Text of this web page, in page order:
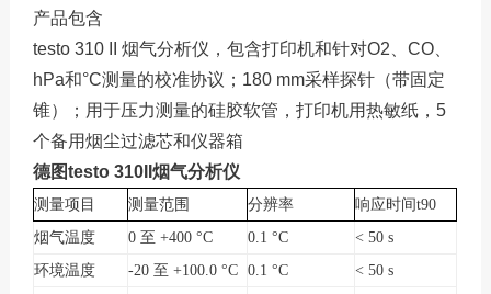
产品包含
testo 310 II 烟气分析仪，包含打印机和针对O2、CO、
hPa和°C测量的校准协议；180 mm采样探针（带固定
锥）；用于压力测量的硅胶软管，打印机用热敏纸，5
个备用烟尘过滤芯和仪器箱
德图testo 310II烟气分析仪
测量项目 测量范围 分辨率 响应时间t90
烟气温度
0 至+400°C 0.1°C
< 50 s
环境温度
-20 至+100.0°C 0.1°C
< 50 s